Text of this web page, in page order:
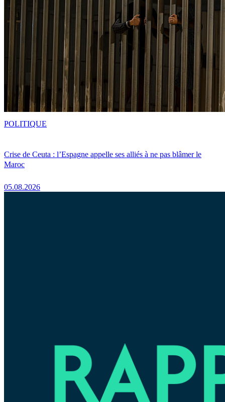
Crise de Ceuta : l’Espagne appelle ses alliés à ne pas blâmer le
Maroc
05.08.2026
POLITIQUE